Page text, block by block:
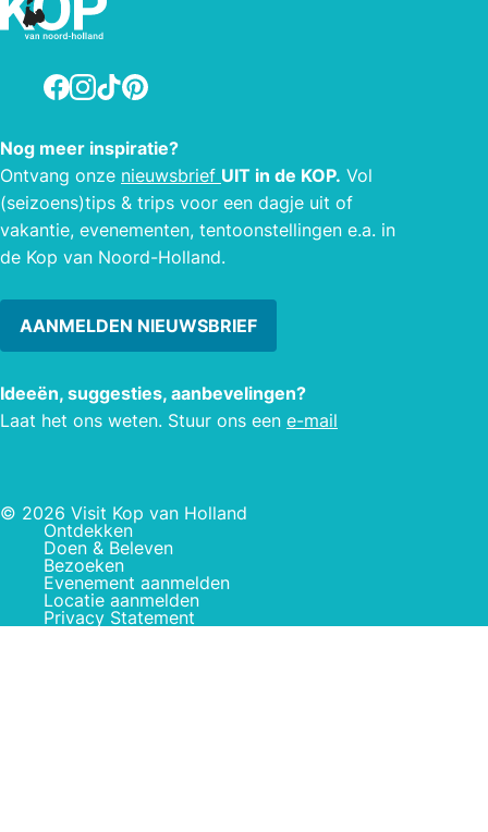
Facebook
Instagram
TikTokPinterest
Nog meer inspiratie?
Ontvang onze nieuwsbrief UIT in de KOP. Vol
(seizoens)tips & trips voor een dagje uit of
vakantie, evenementen, tentoonstellingen e.a. in
de Kop van Noord-Holland.
AANMELDEN NIEUWSBRIEF
Ideeën, suggesties, aanbevelingen?
Laat het ons weten. Stuur ons een e-mail
© 2026 Visit Kop van Holland
Ontdekken
Doen & Beleven
Bezoeken
Evenement aanmelden
Locatie aanmelden
Privacy Statement